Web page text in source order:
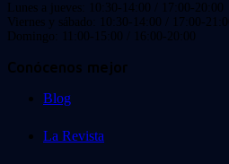
Lunes a jueves: 10:30-14:00 / 17:00-20:00
Viernes y sábado: 10:30-14:00 / 17:00-21:00
Domingo: 11:00-15:00 / 16:00-20:00
Conócenos mejor
Blog
La Revista